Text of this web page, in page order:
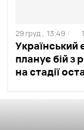
Український
планує бій з
на стадії
29 груд , 13:49 /